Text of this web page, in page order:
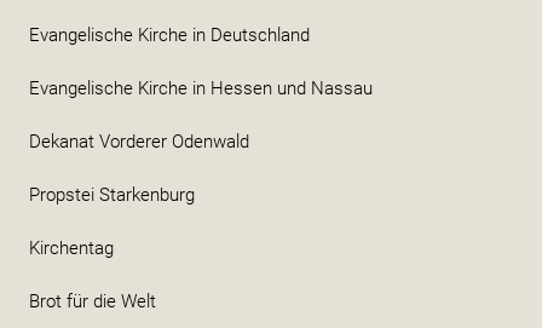
Evangelische Kirche in Deutschland
Evangelische Kirche in Hessen und Nassau
Dekanat Vorderer Odenwald
Propstei Starkenburg
Kirchentag
Brot für die Welt